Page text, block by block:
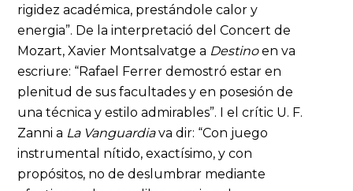
rigidez académica, prestándole calor y
energia”. De la interpretació del Concert de
Mozart, Xavier Montsalvatge a Destinoen va
escriure: “Rafael Ferrer demostró estar en
plenitud de sus facultades y en posesión de
una técnica y estilo admirables”. I el crític U. F.
Zanni a La Vanguardiava dir: “Con juego
instrumental nítido, exactísimo, y con
propósitos, no de deslumbrar mediante